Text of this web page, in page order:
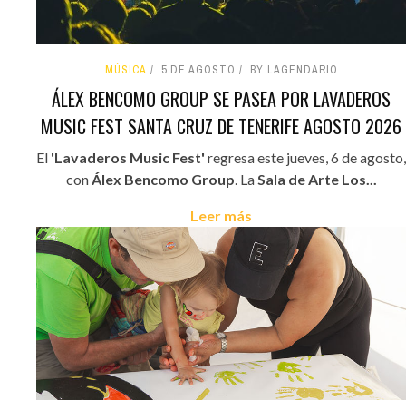
MÚSICA 5 DE AGOSTO BY LAGENDARIO
ÁLEX BENCOMO GROUP SE PASEA POR LAVADEROS
MUSIC FEST SANTA CRUZ DE TENERIFE AGOSTO 2026
El 'Lavaderos Music Fest' regresa este jueves, 6 de agosto,
conÁlex Bencomo Group. LaSala de Arte Los...
Leer más